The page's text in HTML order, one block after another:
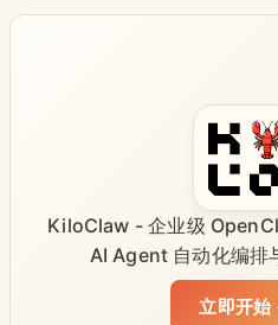
KiloClaw - 企业级
AI Agent 自动化编排
立即开